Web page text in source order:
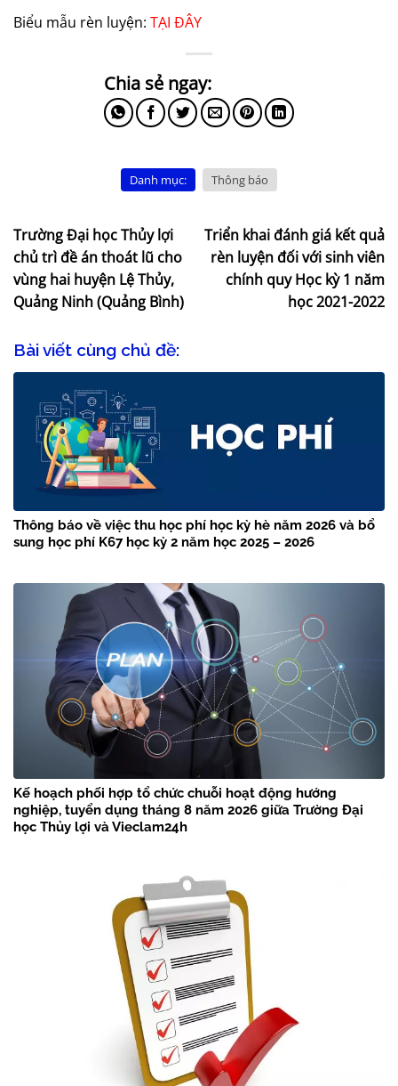
Biểu mẫu rèn luyện: TẠI ĐÂY
Danh mục: Thông báo
Trường Đại học Thủy lợi
chủ trì đề án thoát lũ cho
vùng hai huyện Lệ Thủy,
Quảng Ninh (Quảng Bình)
Triển khai đánh giá kết quả
rèn luyện đối với sinh viên
chính quy Học kỳ 1 năm
học 2021-2022
Bài viết cùng chủ đề:
Thông báo về việc thu học phí học kỳ hè năm 2026 và bổ
sung học phí K67 học kỳ 2 năm học 2025 – 2026
Kế hoạch phối hợp tổ chức chuỗi hoạt động hướng
nghiệp, tuyển dụng tháng 8 năm 2026 giữa Trường Đại
học Thủy lợi và Vieclam24h